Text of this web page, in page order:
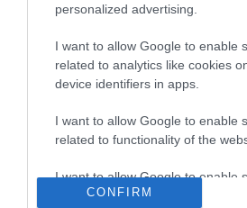
personalized advertising.
I want to allow Google to enable
related to analytics like cookies
device identifiers in apps.
I want to allow Google to enable
related to functionality of the
I want to allow Google to enable
related to personalization.
CONFIRM
Τεχνητή Νοημοσύνη
δεν είναι απλώς μια
νέα τεχνολογία, είναι
επανάσταση»
31.07.2026
Νέος οδηγός του ΕΚΤ
για τη χρηματοδότηση
των ελληνικών
επιχειρήσεων στον
χώρο της άμυνας